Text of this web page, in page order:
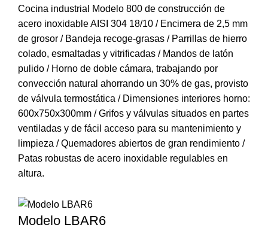
Cocina industrial Modelo 800 de construcción de
acero inoxidable AISI 304 18/10 / Encimera de 2,5 mm
de grosor / Bandeja recoge-grasas / Parrillas de hierro
colado, esmaltadas y vitrificadas / Mandos de latón
pulido / Horno de doble cámara, trabajando por
convección natural ahorrando un 30% de gas, provisto
de válvula termostática / Dimensiones interiores horno:
600x750x300mm / Grifos y válvulas situados en partes
ventiladas y de fácil acceso para su mantenimiento y
limpieza / Quemadores abiertos de gran rendimiento /
Patas robustas de acero inoxidable regulables en
altura.
Modelo LBAR6